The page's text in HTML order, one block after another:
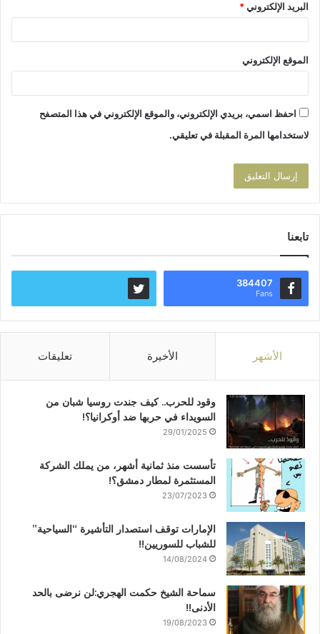
البريد الإلكتروني*
الموقع الإلكتروني
احفظ اسمي، بريدي الإلكتروني، والموقع الإلكتروني في هذا المتصفح
لاستخدامها المرة المقبلة في تعليقي.
تابعنا
384407
Fans
الأشهر الأخيرة تعليقات
وقود للحرب.. كيف جندت روسيا شبان من
السويداء في حربها ضد أوكرانيا؟!
29/01/2025
تأسست منذ ثمانية أشهر، من يملك الشركة
المستثمرة لمطار دمشق؟!
23/07/2023
الإمارات توقف استصدار التأشيرة “السياحية”
للشباب للسوريين!!
14/08/2024
سماحة الشيخ حكمت الهجري:لن نرضى بالحد
الأدنى!!
19/08/2023